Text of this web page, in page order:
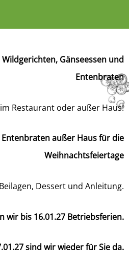
Gänseessen und
Entenbraten
Restaurant oder außer Haus!
Entenbraten außer Haus für die
Weihnachtsfeiertage
Dessert und Anleitung.
wir bis 16.01.27 Betriebsferien.
sind wir wieder für Sie da.